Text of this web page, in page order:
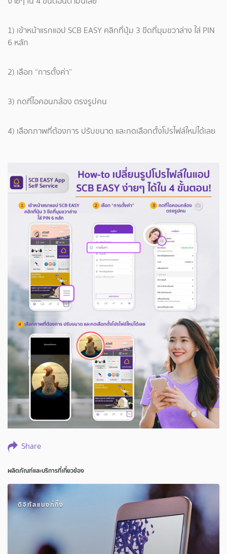
1) เข้าหน้าแรกแอป SCB EASY คลิกที่ปุ่ม 3 ขีดที่มุมขวาล่าง ใส่ PIN
6 หลัก
2) เลือก “การตั้งค่า”
3) กดที่ไอคอนกล้อง ตรงรูปคน
4) เลือกภาพที่ต้องการ ปรับขนาด และกดเลือกตั้งโปรไฟล์ใหม่ได้เลย
Share
ผลิตภัณฑ์และบริการที่เกี่ยวข้อง
ดิจิทัลแบงก์กิ้ง